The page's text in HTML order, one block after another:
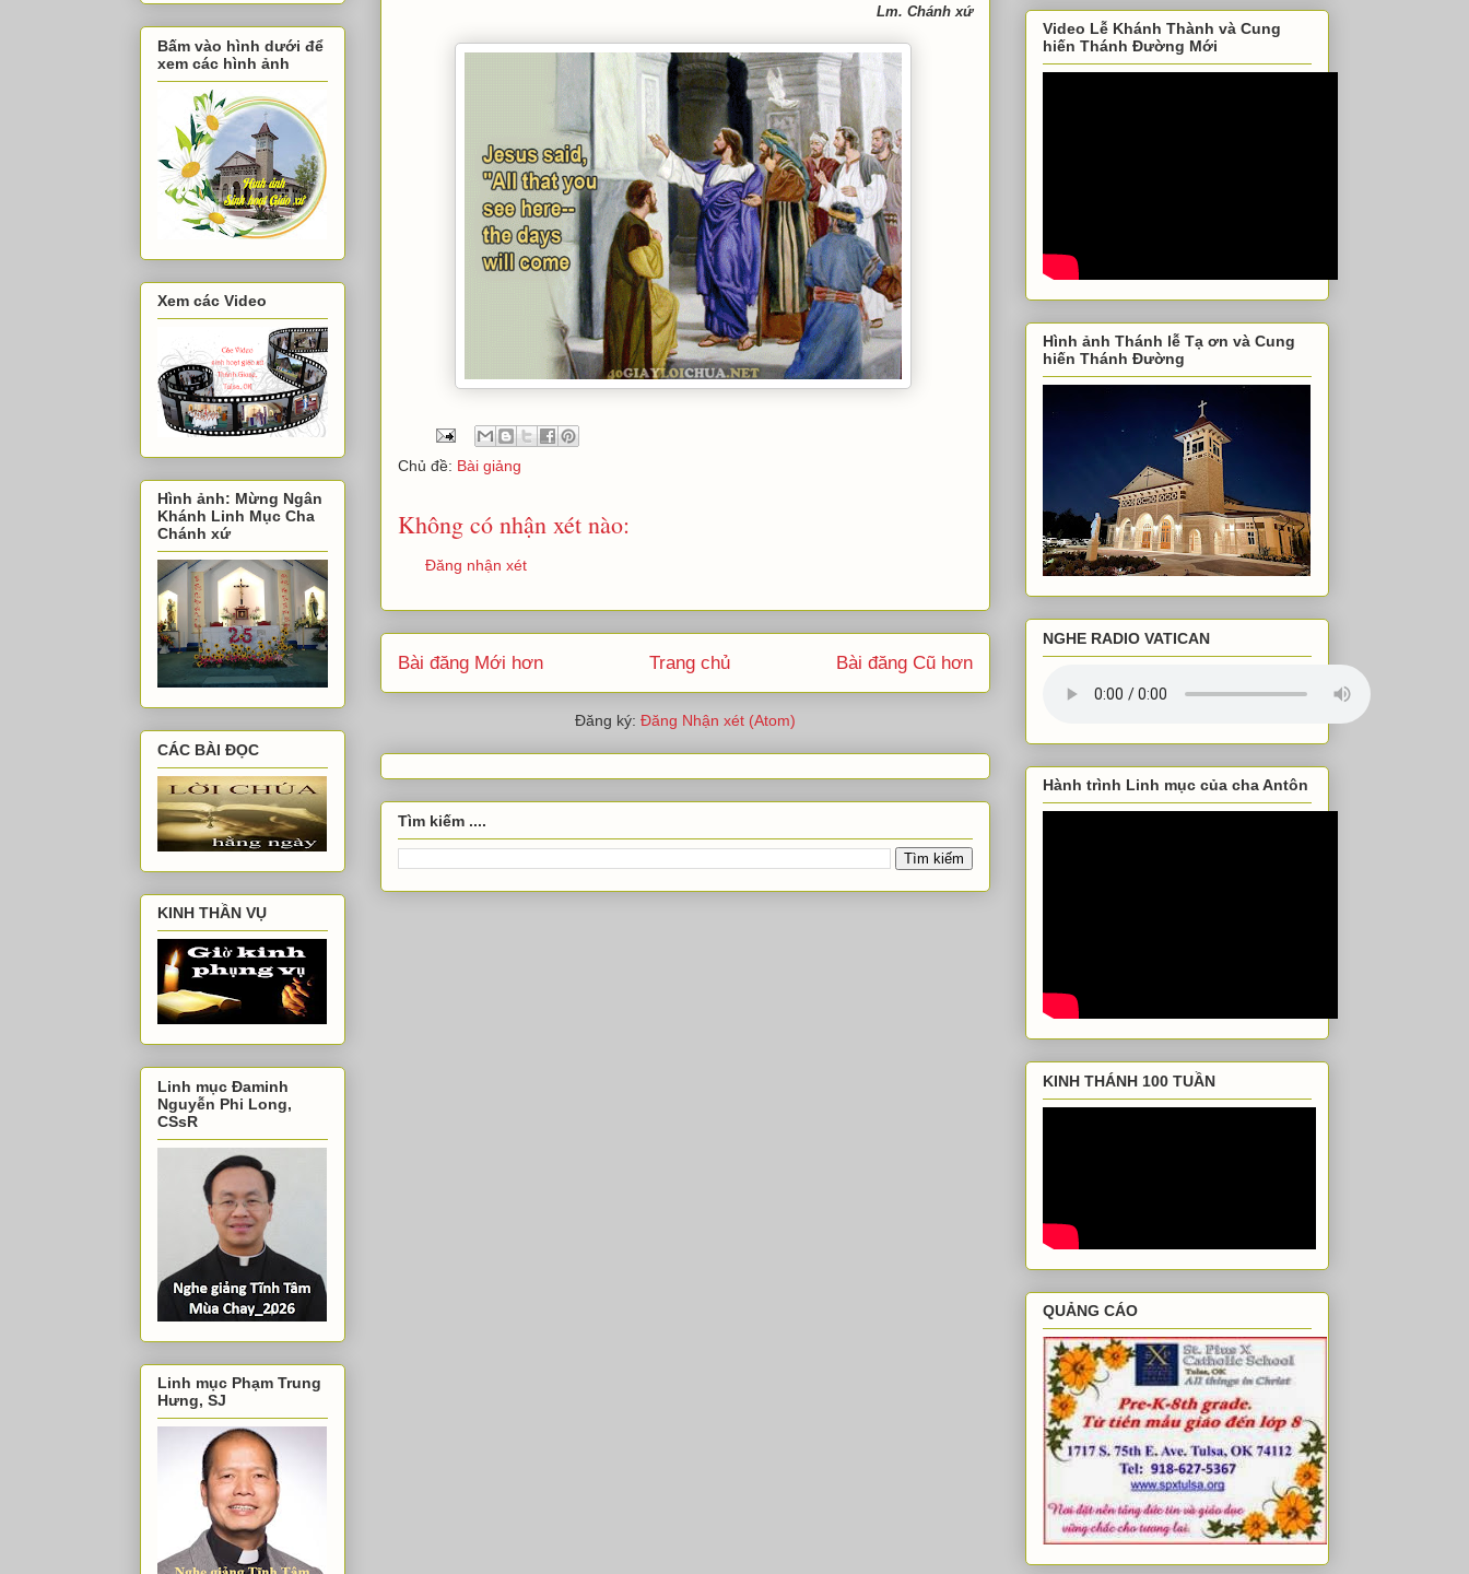
Lm. Chánh xứ
Chủ đề: Bài giảng
Không có nhận xét nào:
Đăng nhận xét
Bài đăng Mới hơn Bài đăng Cũ hơn
Trang chủ
Đăng ký: Đăng Nhận xét (Atom)
Tìm kiếm ....
Bấm vào hình dưới để
xem các hình ảnh
Xem các Video
Hình ảnh: Mừng Ngân
Khánh Linh Mục Cha
Chánh xứ
CÁC BÀI ĐỌC
KINH THẦN VỤ
Linh mục Đaminh
Nguyễn Phi Long,
CSsR
Linh mục Phạm Trung
Hưng, SJ
Video Lễ Khánh Thành và Cung
hiến Thánh Đường Mới
Hình ảnh Thánh lễ Tạ ơn và Cung
hiến Thánh Đường
NGHE RADIO VATICAN
Hành trình Linh mục của cha Antôn
KINH THÁNH 100 TUẦN
QUẢNG CÁO